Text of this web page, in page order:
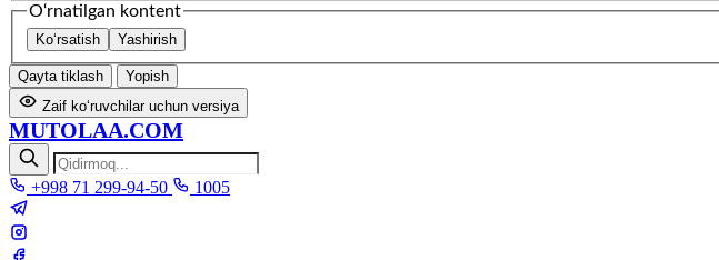
O‘rnatilgan kontent
Ko‘rsatish Yashirish
Qayta tiklash
Yopish
Zaif ko‘ruvchilar uchun versiya
MUTOLAA.COM
+998 71 299-94-50 1005